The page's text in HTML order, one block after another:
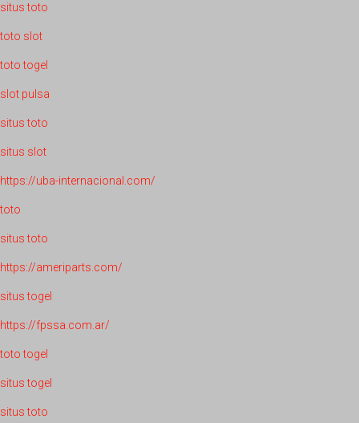
situs toto
toto slot
toto togel
slot pulsa
situs toto
situs slot
https://uba-internacional.com/
toto
situs toto
https://ameriparts.com/
situs togel
https://fpssa.com.ar/
toto togel
situs togel
situs toto